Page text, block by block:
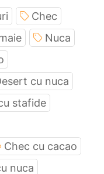
Chec
Nuca
cu nuca
stafide
Chec cu cacao
nuca